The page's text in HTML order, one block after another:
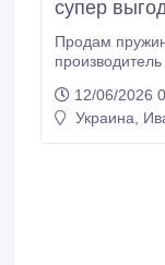
супер
Продам
производитель Испания,
эксплуатации.
положения:
12/06/2026
Украина,